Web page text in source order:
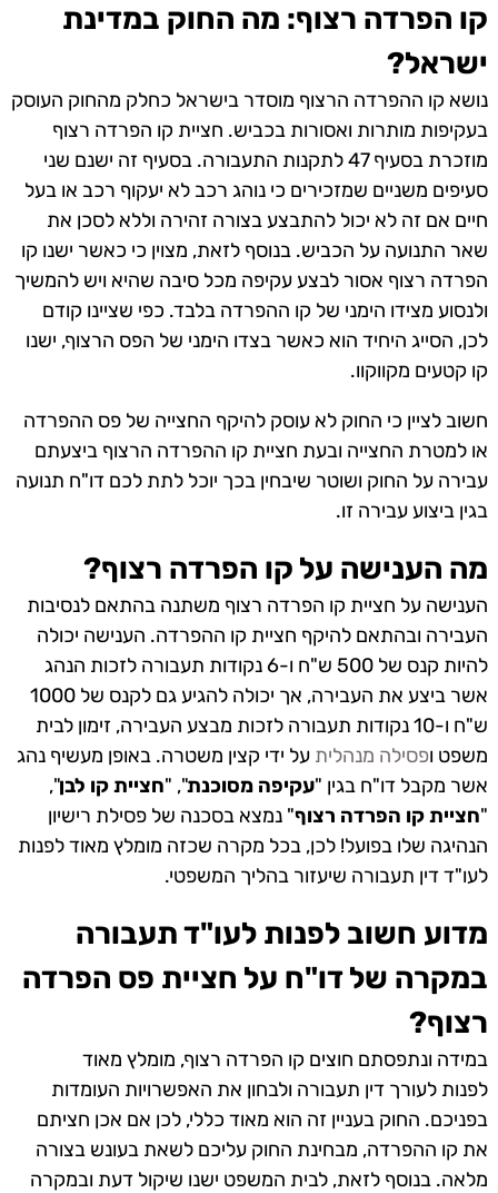
קו הפרדה רצוף: מה החוק במדינת
ישראל?
נושא קו ההפרדה הרצוף מוסדר בישראל כחלק מהחוק העוסק
בעקיפות מותרות ואסורות בכביש. חציית קו הפרדה רצוף
מוזכרת בסעיף 47 לתקנות התעבורה. בסעיף זה ישנם שני
סעיפים משניים שמזכירים כי נוהג רכב לא יעקוף רכב או בעל
חיים אם זה לא יכול להתבצע בצורה זהירה וללא לסכן את
שאר התנועה על הכביש. בנוסף לזאת, מצוין כי כאשר ישנו קו
הפרדה רצוף אסור לבצע עקיפה מכל סיבה שהיא ויש להמשיך
ולנסוע מצידו הימני של קו ההפרדה בלבד. כפי שציינו קודם
לכן, הסייג היחיד הוא כאשר בצדו הימני של הפס הרצוף, ישנו
קו קטעים מקווקוו.
חשוב לציין כי החוק לא עוסק להיקף החצייה של פס ההפרדה
או למטרת החצייה ובעת חציית קו ההפרדה הרצוף ביצעתם
עבירה על החוק ושוטר שיבחין בכך יוכל לתת לכם דו"ח תנועה
בגין ביצוע עבירה זו.
מה הענישה על קו הפרדה רצוף?
הענישה על חציית קו הפרדה רצוף משתנה בהתאם לנסיבות
העבירה ובהתאם להיקף חציית קו ההפרדה. הענישה יכולה
להיות קנס של 500 ש"ח ו-6 נקודות תעבורה לזכות הנהג
אשר ביצע את העבירה, אך יכולה להגיע גם לקנס של 1000
ש"ח ו-10 נקודות תעבורה לזכות מבצע העבירה, זימון לבית
משפט ופסילה מנהלית על ידי קצין משטרה. באופן מעשיף נהג
אשר מקבל דו"ח בגין "עקיפה מסוכנת", "חציית קו לבן",
"חציית קו הפרדה רצוף" נמצא בסכנה של פסילת רישיון
הנהיגה שלו בפועל! לכן, בכל מקרה שכזה מומלץ מאוד לפנות
לעו"ד דין תעבורה שיעזור בהליך המשפטי.
מדוע חשוב לפנות לעו"ד תעבורה
במקרה של דו"ח על חציית פס הפרדה
רצוף?
במידה ונתפסתם חוצים קו הפרדה רצוף, מומלץ מאוד
לפנות לעורך דין תעבורה ולבחון את האפשרויות העומדות
בפניכם. החוק בעניין זה הוא מאוד כללי, לכן אם אכן חציתם
את קו ההפרדה, מבחינת החוק עליכם לשאת בעונש בצורה
מלאה. בנוסף לזאת, לבית המשפט ישנו שיקול דעת ובמקרה